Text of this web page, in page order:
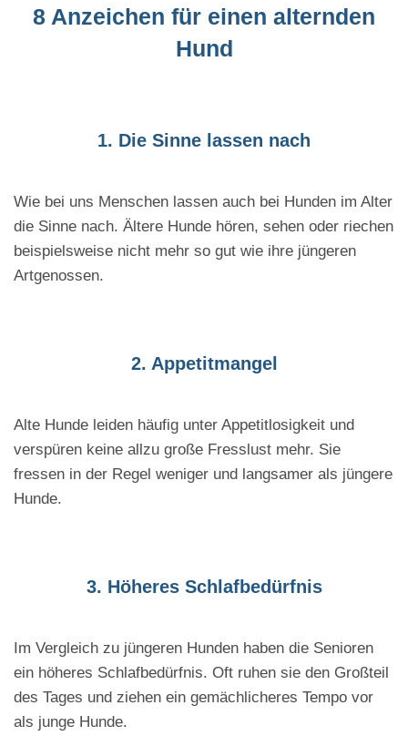
8 Anzeichen für einen alternden
Hund
1. Die Sinne lassen nach
Wie bei uns Menschen lassen auch bei Hunden im Alter
die Sinne nach. Ältere Hunde hören, sehen oder riechen
beispielsweise nicht mehr so gut wie ihre jüngeren
Artgenossen.
2. Appetitmangel
Alte Hunde leiden häufig unter Appetitlosigkeit und
verspüren keine allzu große Fresslust mehr. Sie
fressen in der Regel weniger und langsamer als jüngere
Hunde.
3. Höheres Schlafbedürfnis
Im Vergleich zu jüngeren Hunden haben die Senioren
ein höheres Schlafbedürfnis. Oft ruhen sie den Großteil
des Tages und ziehen ein gemächlicheres Tempo vor
als junge Hunde.